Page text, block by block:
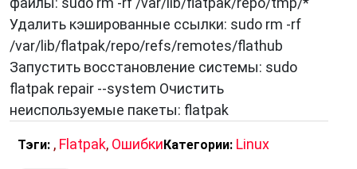
Удалить кэшированные ссылки: sudo rm -rf
/var/lib/flatpak/repo/refs/remotes/flathub
Запустить восстановление системы: sudo
flatpak repair --system Очистить
неиспользуемые пакеты: flatpak
Тэги: , Flatpak, ОшибкиКатегории: Linux